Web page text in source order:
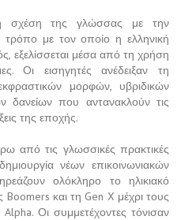
σχέση της γλώσσας με την
τρόπο με τον οποίο η ελληνική
εξελίσσεται μέσα από τη χρήση
Οι εισηγητές ανέδειξαν τη
μορφών, υβριδικών
δανείων που αντανακλούν τις
της εποχής.
από τις γλωσσικές πρακτικές
νέων επικοινωνιακών
ολόκληρο το ηλικιακό
και τη Gen X μέχρι τους
Οι συμμετέχοντες τόνισαν